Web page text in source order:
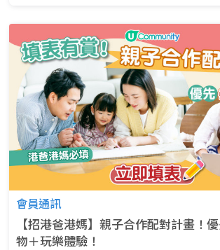
會員通訊
【招港爸港媽】親子合作配對計畫！
物＋玩樂體驗！